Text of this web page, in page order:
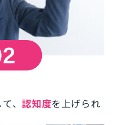
、認知度を上げられ